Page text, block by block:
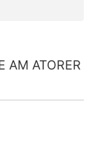
AM ATORER